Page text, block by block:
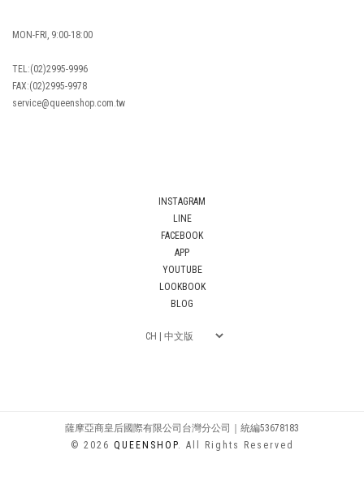
MON-FRI, 9:00-18:00
TEL:(02)2995-9996
FAX:(02)2995-9978
service@queenshop.com.tw
INSTAGRAM
LINE
FACEBOOK
APP
YOUTUBE
LOOKBOOK
BLOG
薩摩亞商皇后國際有限公司台灣分公司｜統編53678183
© 2026 QUEENSHOP. All Rights Reserved